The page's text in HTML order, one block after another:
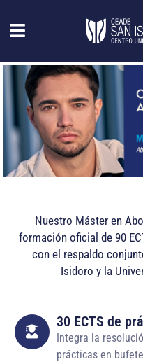
Nuestro Máster en
formación oficial de 90
con el respaldo
Isidoro y la
30 ECTS de
Integra la
prácticas en